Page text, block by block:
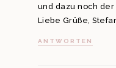
und dazu noch der
Liebe Grüße,
ANTWORTEN